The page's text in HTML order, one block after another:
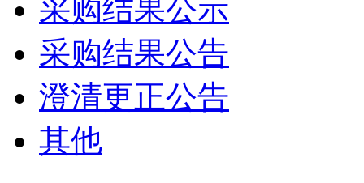
采购结果公示
采购结果公告
澄清更正公告
其他